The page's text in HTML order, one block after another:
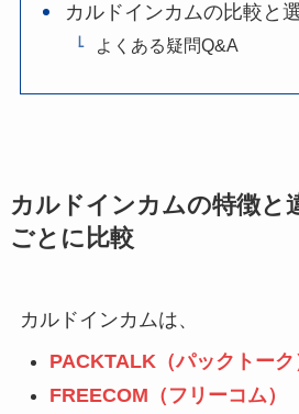
カルドインカムの比較と
よくある疑問Q&A
カルドインカムの特徴と
ごとに比較
カルドインカムは、
PACKTALK（パックトーク
FREECOM（フリーコム）